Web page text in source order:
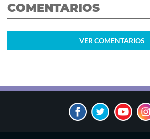
COMENTARIOS
VER COMENTARIOS